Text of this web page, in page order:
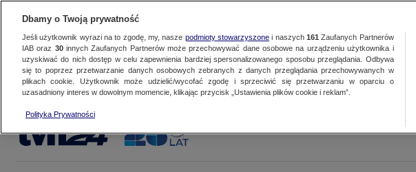
Dbamy o Twoją prywatność
Jeśli użytkownik wyrazi na to zgodę, my, nasze podmioty stowarzyszonei naszych 161 Zaufanych Partnerów
IAB oraz 30innych Zaufanych Partnerów może przechowywać dane osobowe na urządzeniu użytkownika i
uzyskiwać do nich dostęp w celu zapewnienia bardziej spersonalizowanego sposobu przeglądania. Odbywa
się to poprzez przetwarzanie danych osobowych zebranych z danych przeglądania przechowywanych w
plikach cookie. Użytkownik może udzielić/wycofać zgodę i sprzeciwić się przetwarzaniu w oparciu o
uzasadniony interes w dowolnym momencie, klikając przycisk „Ustawienia plików cookie i reklam”.
Polityka Prywatności